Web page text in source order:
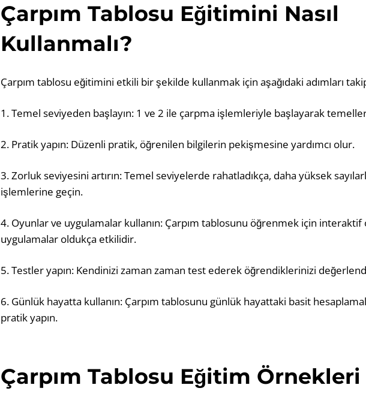
Çarpım Tablosu Eğitimini Nasıl
Kullanmalı?
Çarpım tablosu eğitimini etkili bir şekilde kullanmak için aşağıdaki adımları
1. Temel seviyeden başlayın: 1 ve 2 ile çarpma işlemleriyle başlayarak
2. Pratik yapın: Düzenli pratik, öğrenilen bilgilerin pekişmesine yardımcı olur.
3. Zorluk seviyesini artırın: Temel seviyelerde rahatladıkça, daha yüksek
işlemlerine geçin.
4. Oyunlar ve uygulamalar kullanın: Çarpım tablosunu öğrenmek için interaktif
uygulamalar oldukça etkilidir.
5. Testler yapın: Kendinizi zaman zaman test ederek öğrendiklerinizi
6. Günlük hayatta kullanın: Çarpım tablosunu günlük hayattaki basit
pratik yapın.
Çarpım Tablosu Eğitim Örnekleri